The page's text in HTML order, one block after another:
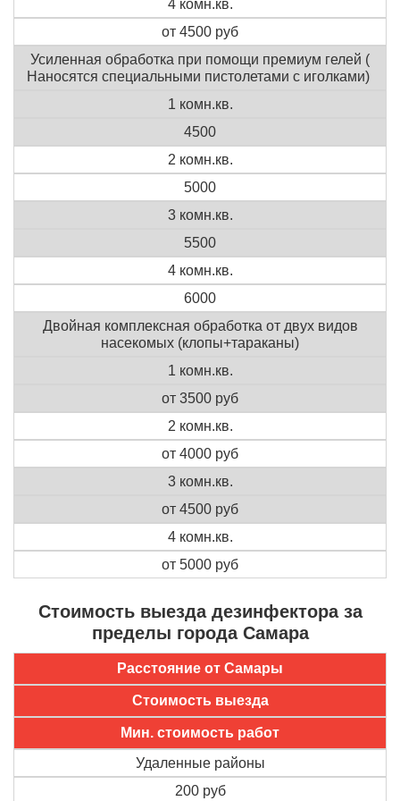
4 комн.кв.
от 4500 руб
Усиленная обработка при помощи премиум гелей (
Наносятся специальными пистолетами с иголками)
1 комн.кв.
4500
2 комн.кв.
5000
3 комн.кв.
5500
4 комн.кв.
6000
Двойная комплексная обработка от двух видов
насекомых (клопы+тараканы)
1 комн.кв.
от 3500 руб
2 комн.кв.
от 4000 руб
3 комн.кв.
от 4500 руб
4 комн.кв.
от 5000 руб
Стоимость выезда дезинфектора за
пределы города Самара
Расстояние от Самары
Стоимость выезда
Мин. стоимость работ
Удаленные районы
200 руб